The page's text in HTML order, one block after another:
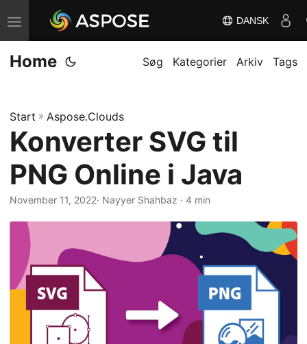
S
k
i
n
a
i
g
n
DANSK
Home Søg Kategorier Arkiv Tags
Start » Aspose.Clouds
Konverter SVG til
PNG Online i Java
November 11, 2022· Nayyer Shahbaz · 4 min